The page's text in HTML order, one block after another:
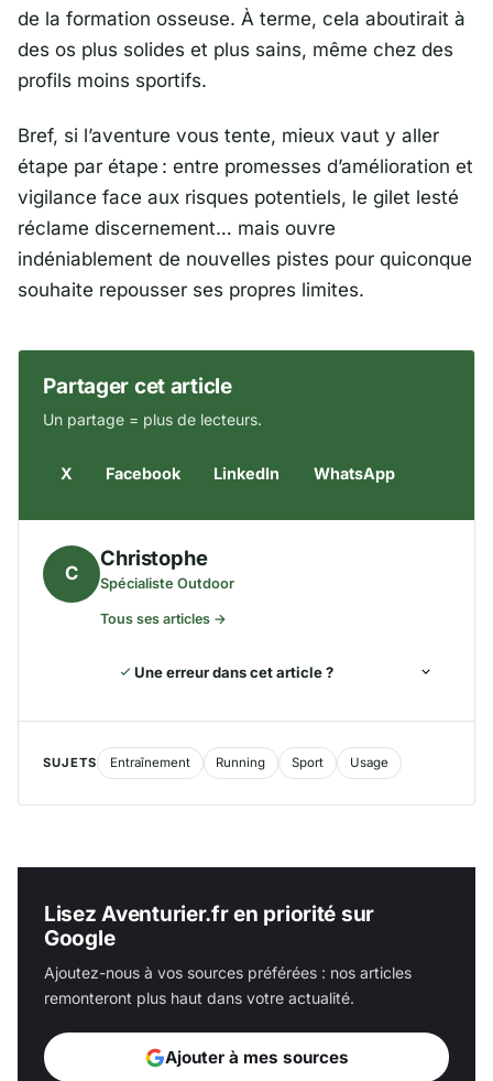
de la formation osseuse. À terme, cela aboutirait à
des os plus solides et plus sains, même chez des
profils moins sportifs.
Bref, si l’aventure vous tente, mieux vaut y aller
étape par étape : entre promesses d’amélioration et
vigilance face aux risques potentiels, le gilet lesté
réclame discernement… mais ouvre
indéniablement de nouvelles pistes pour quiconque
souhaite repousser ses propres limites.
Partager cet article
Un partage = plus de lecteurs.
X Facebook LinkedIn WhatsApp
C
Christophe
Spécialiste Outdoor
Tous ses articles →
Une erreur dans cet article ?
SUJETS Entraînement Running Sport Usage
Lisez Aventurier.fr en priorité sur
Google
Ajoutez-nous à vos sources préférées : nos articles
remonteront plus haut dans votre actualité.
Ajouter à mes sources